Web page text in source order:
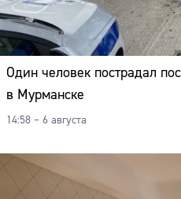
Один человек пострадал
в Мурманске
14:58 – 6 августа